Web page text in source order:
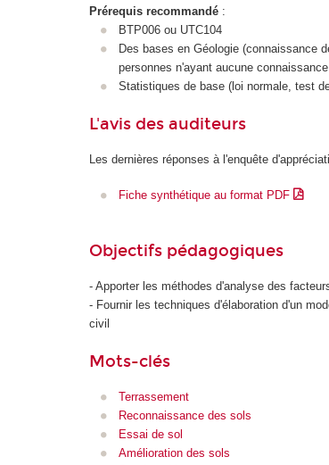
Prérequis recommandé :
BTP006 ou UTC104
Des bases en Géologie (connaissance
personnes n'ayant aucune
Statistiques de base (loi normale, test
L'avis des auditeurs
Les dernières réponses à l'enquête
Fiche synthétique au format PDF
Objectifs pédagogiques
- Apporter les méthodes d'analyse des
- Fournir les techniques d'élaboration d'un
civil
Mots-clés
Terrassement
Reconnaissance des sols
Essai de sol
Amélioration des sols